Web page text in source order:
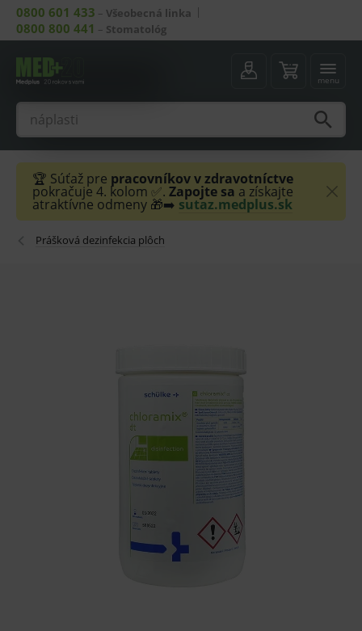
0800 601 433 – Všeobecná linka
0800 800 441 – Stomatológ
menu
🏆 Súťaž pre pracovníkov v zdravotníctve
pokračuje 4. kolom ✅. Zapojte sa a získajte
atraktívne odmeny 🎁➡️ sutaz.medplus.sk
Prášková dezinfekcia plôch